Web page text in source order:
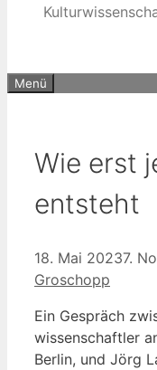
Menü
Wie erst
entsteht
18. Mai 20237.
Groschopp
Ein Gespräch
wis­sen­schaft­ler
Ber­lin, und Jörg